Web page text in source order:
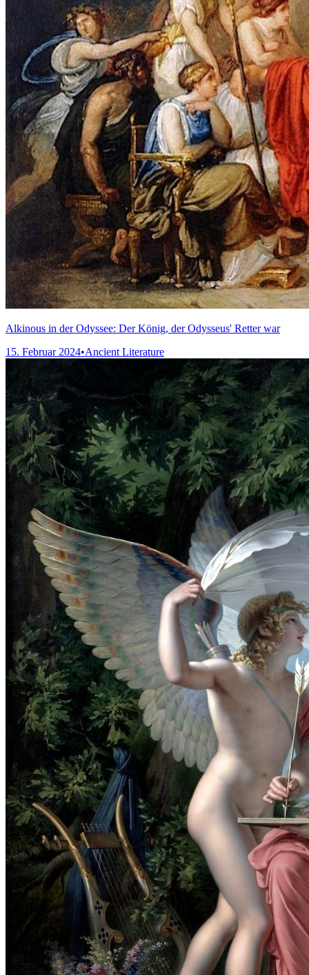
Alkinous in der Odyssee: Der König, der Odysseus' Retter war
15. Februar 2024•Ancient Literature